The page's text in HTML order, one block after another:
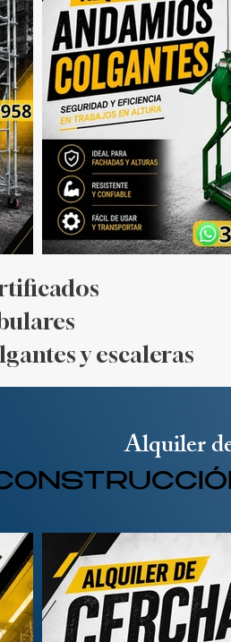
y escaleras
Alquiler